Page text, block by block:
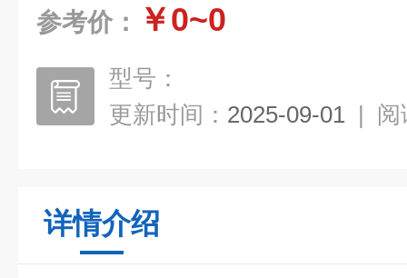
参考价： ￥0~0
型号：
更新时间： 2025-09-01 | 阅
详情介绍